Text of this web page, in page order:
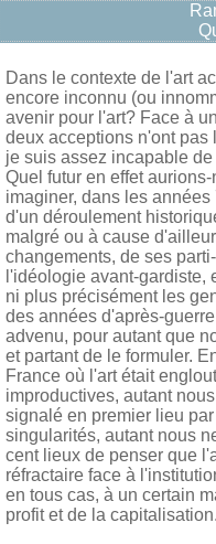
Dans le contexte de l'art
encore inconnu (ou
avenir pour l'art? Face à
deux acceptions n'ont pas
je suis assez incapable
Quel futur en effet
imaginer, dans les
d'un déroulement
malgré ou à cause
changements, de ses
l'idéologie avant-gardiste,
ni plus précisément les
des années d'après-
advenu, pour autant que
et partant de le formuler.
France où l'art était
improductives, autant
signalé en premier lieu
singularités, autant nous
cent lieux de penser que
réfractaire face à
en tous cas, à un certain
profit et de la